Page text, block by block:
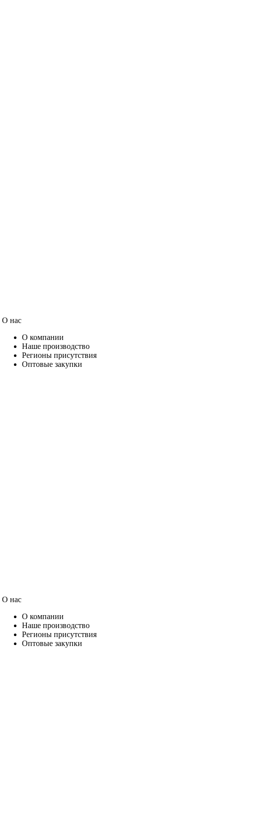
О нас
О компании
Наше производство
Регионы присутствия
Оптовые закупки
О нас
О компании
Наше производство
Регионы присутствия
Оптовые закупки